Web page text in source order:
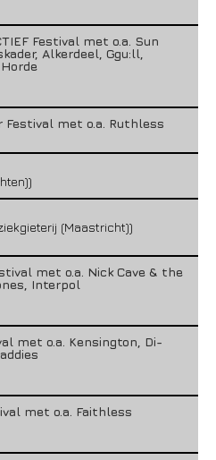
Festival met o.a. Sun
Alkerdeel, Ggu:ll,
Festival met o.a. Ruthless
(Maastricht))
met o.a. Nick Cave & the
Interpol
met o.a. Kensington, Di-
met o.a. Faithless